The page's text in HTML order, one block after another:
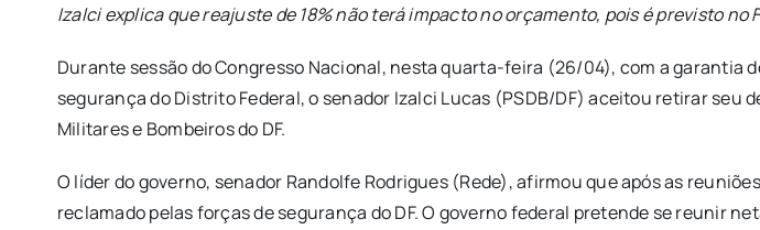
Izalci explica que reajuste de 18% não terá impacto no orçamento, pois é previsto
Durante sessão do Congresso Nacional, nesta quarta-feira (26/04), com a garantia
segurança do Distrito Federal, o senador Izalci Lucas (PSDB/DF) aceitou retirar seu
Militares e Bombeiros do DF.
O líder do governo, senador Randolfe Rodrigues (Rede), afirmou que após as
reclamado pelas forças de segurança do DF. O governo federal pretende se reunir